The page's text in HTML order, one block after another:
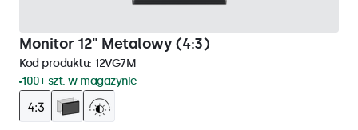
Monitor 12" Metalowy (4:3)
Kod produktu: 12VG7M
100+ szt. w magazynie